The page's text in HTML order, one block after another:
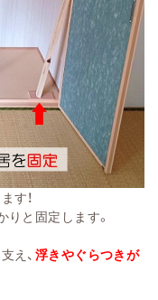
す！
と固定します。
え、 浮きやぐらつきが